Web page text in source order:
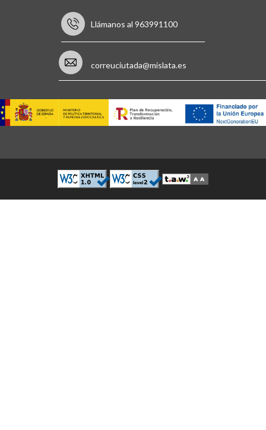
Llámanos al 963991100
correuciutada@mislata.es